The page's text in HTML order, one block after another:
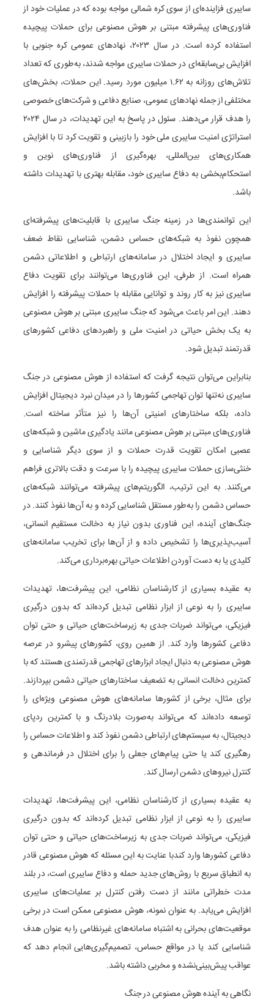
سایبری فزاینده‌ای از سوی کره شمالی مواجه بوده که در عملیات خود از
فناوری‌های پیشرفته مبتنی بر هوش مصنوعی برای حملات پیچیده
استفاده کرده است. در سال ۲۰۲۳، نهادهای عمومی کره جنوبی با
افزایش بی‌سابقه‌ای در حملات سایبری مواجه شدند، به‌طوری که تعداد
تلاش‌های روزانه به ۱.۶۲ میلیون مورد رسید. این حملات، بخش‌های
مختلفی از جمله نهادهای عمومی، صنایع دفاعی و شرکت‌های خصوصی
را هدف قرار می‌دهند. سئول در پاسخ به این تهدیدات، در سال ۲۰۲۴
استراتژی امنیت سایبری ملی خود را بازبینی و تقویت کرد تا با افزایش
همکاری‌های بین‌المللی، بهره‌گیری از فناوری‌های نوین و
استحکام‌بخشی به دفاع سایبری خود، مقابله بهتری با تهدیدات داشته
باشد.
این توانمندی‌ها در زمینه جنگ سایبری با قابلیت‌های پیشرفته‌ای
همچون نفوذ به شبکه‌های حساس دشمن، شناسایی نقاط ضعف
سایبری و ایجاد اختلال در سامانه‌های ارتباطی و اطلاعاتی دشمن
همراه است. از طرفی، این فناوری‌ها می‌توانند برای تقویت دفاع
سایبری نیز به کار روند و توانایی مقابله با حملات پیشرفته را افزایش
دهند. این امر باعث می‌شود که جنگ سایبری مبتنی بر هوش مصنوعی
به یک بخش حیاتی در امنیت ملی و راهبردهای دفاعی کشورهای
قدرتمند تبدیل شود.
بنابراین می‌توان نتیجه گرفت که استفاده از هوش مصنوعی در جنگ
سایبری نه‌تنها توان تهاجمی کشورها را در میدان نبرد دیجیتال افزایش
داده، بلکه ساختارهای امنیتی آن‌ها را نیز متأثر ساخته است.
فناوری‌های مبتنی بر هوش مصنوعی مانند یادگیری ماشین و شبکه‌های
عصبی امکان تقویت قدرت حملات و از سوی دیگر شناسایی و
خنثی‌سازی حملات سایبری پیچیده را با سرعت و دقت بالاتری فراهم
می‌کنند. به این ترتیب، الگوریتم‌های پیشرفته می‌توانند شبکه‌های
حساس دشمن را به‌طور مستقل شناسایی کرده و به آن‌ها نفوذ کنند. در
جنگ‌های آینده، این فناوری بدون نیاز به دخالت مستقیم انسانی،
آسیب‌پذیری‌ها را تشخیص داده و از آن‌ها برای تخریب سامانه‌های
کلیدی یا به دست آوردن اطلاعات حیاتی بهره‌برداری می‌کند.
به عقیده بسیاری از کارشناسان نظامی، این پیشرفت‌ها، تهدیدات
سایبری را به نوعی از ابزار نظامی تبدیل کرده‌اند که بدون درگیری
فیزیکی، می‌تواند ضربات جدی به زیرساخت‌های حیاتی و حتی توان
دفاعی کشورها وارد کند. از همین روی، کشورهای پیشرو در عرصه
هوش مصنوعی به دنبال ایجاد ابزارهای تهاجمی قدرتمندی هستند که با
کمترین دخالت انسانی به تضعیف ساختارهای حیاتی دشمن بپردازند.
برای مثال، برخی از کشورها سامانه‌های هوش مصنوعی ویژه‌ای را
توسعه داده‌اند که می‌تواند به‌صورت بلادرنگ و با کمترین ردپای
دیجیتال، به سیستم‌های ارتباطی دشمن نفوذ کند و اطلاعات حساس را
رهگیری کند یا حتی پیام‌های جعلی را برای اختلال در فرماندهی و
کنترل نیروهای دشمن ارسال کند.
به عقیده بسیاری از کارشناسان نظامی، این پیشرفت‌ها، تهدیدات
سایبری را به نوعی از ابزار نظامی تبدیل کرده‌اند که بدون درگیری
فیزیکی، می‌تواند ضربات جدی به زیرساخت‌های حیاتی و حتی توان
دفاعی کشورها وارد کندبا عنایت به این مسئله که هوش مصنوعی قادر
به انطباق سریع با روش‌های جدید حمله و دفاع سایبری است، در بلند
مدت خطراتی مانند از دست رفتن کنترل بر عملیات‌های سایبری
افزایش می‌یابد. به عنوان نمونه، هوش مصنوعی ممکن است در برخی
موقعیت‌های بحرانی به اشتباه سامانه‌های غیرنظامی را به عنوان هدف
شناسایی کند یا در مواقع حساس، تصمیم‌گیری‌هایی انجام دهد که
عواقب پیش‌بینی‌نشده و مخربی داشته باشد.
نگاهی به آینده هوش مصنوعی در جنگ